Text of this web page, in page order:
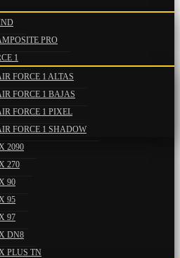
PRO
1
FORCE 1 ALTAS
FORCE 1 BAJAS
FORCE 1 PIXEL
FORCE 1 SHADOW
2090
270
90
95
97
DN8
PLUS TN